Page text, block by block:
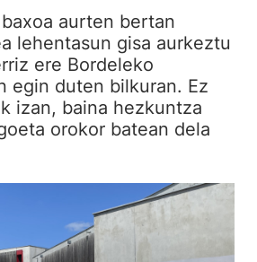
aurten bertan
lehentasun gisa aurkeztu
ere Bordeleko
egin duten bilkuran. Ez
izan, baina hezkuntza
orokor batean dela